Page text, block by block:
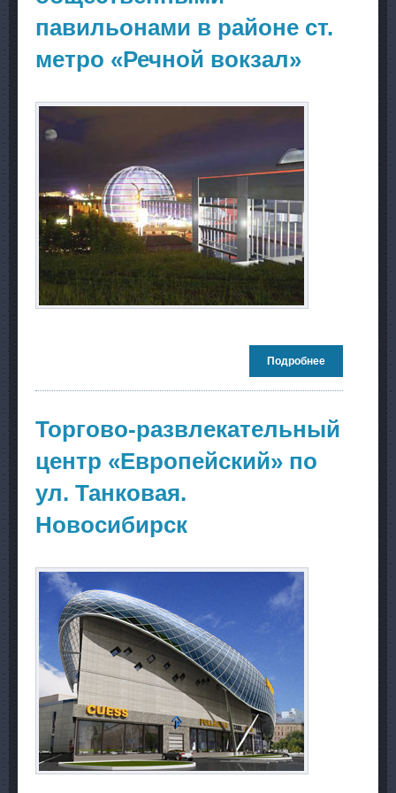
павильонами в районе ст.
метро «Речной вокзал»
Подробнее
пешеходного
перехода с
метро
Торгово-развлекательный
центр «Европейский» по
ул. Танковая.
Новосибирск